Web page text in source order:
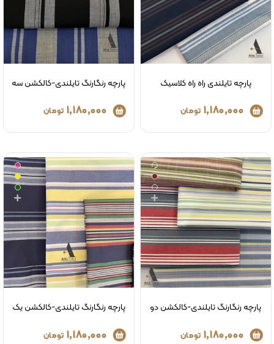
پارچه تایلندی راه راه کلاسیک
1,180,000 تومان
پارچه رنگارنگ تایلندی-کالکشن سه
1,180,000 تومان
پارچه رنگارنگ تایلندی-کالکشن دو
1,180,000 تومان
پارچه رنگارنگ تایلندی-کالکشن یک
1,180,000 تومان